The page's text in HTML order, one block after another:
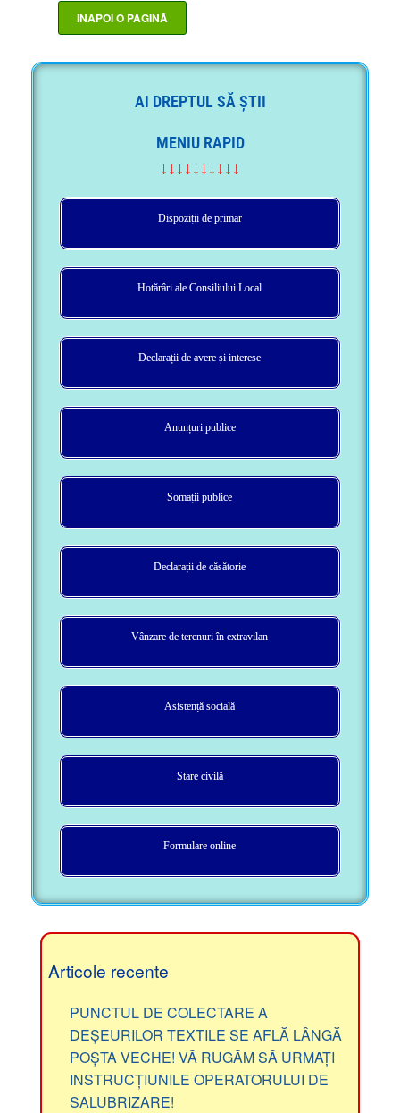
AI DREPTUL SĂ ȘTII
MENIU RAPID
↓↓↓↓↓↓↓↓↓↓
Dispoziții de primar
Hotărâri ale Consiliului Local
Declarații de avere și interese
Anunțuri publice
Somații publice
Declarații de căsătorie
Vânzare de terenuri în extravilan
Asistență socială
Stare civilă
Formulare online
Articole recente
PUNCTUL DE COLECTARE A
DEȘEURILOR TEXTILE SE AFLĂ LÂNGĂ
POȘTA VECHE! VĂ RUGĂM SĂ URMAȚI
INSTRUCȚIUNILE OPERATORULUI DE
SALUBRIZARE!